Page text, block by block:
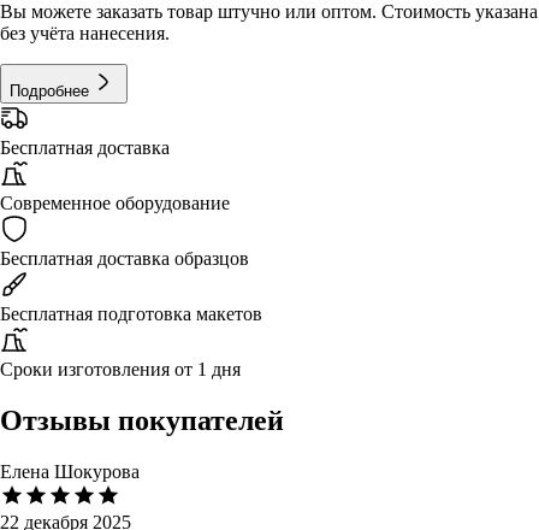
Вы можете заказать товар штучно или оптом. Стоимость указана
без учёта нанесения.
Подробнее
Бесплатная доставка
Современное оборудование
Бесплатная доставка образцов
Бесплатная подготовка макетов
Сроки изготовления от 1 дня
Отзывы покупателей
Елена Шокурова
22 декабря 2025